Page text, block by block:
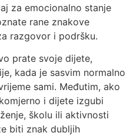
za emocionalno stanje
rane znakove
razgovor i podršku.
prate svoje dijete,
kada je sasvim normalno
sami. Međutim, ako
i dijete izgubi
školu ili aktivnosti
biti znak dubljih